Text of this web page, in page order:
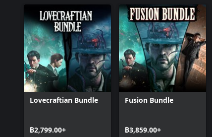
Lovecraftian Bundle
฿2,799.00+
Fusion Bundle
฿3,859.00+